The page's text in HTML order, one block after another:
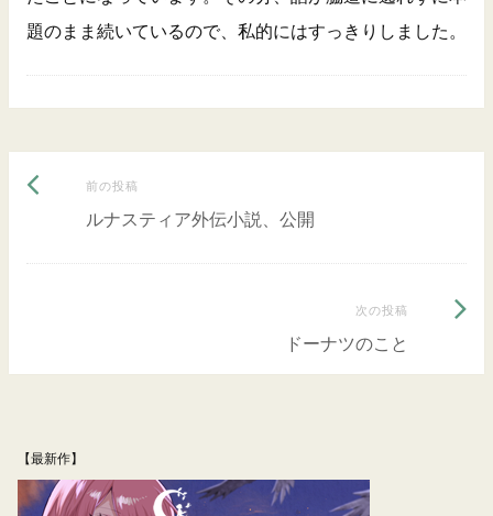
題のまま続いているので、私的にはすっきりしました。
投
ナ
シ
ョ
前の投稿
の
ルナスティア外伝小説、公開
次の投稿
ドーナツのこと
投
【最新作】